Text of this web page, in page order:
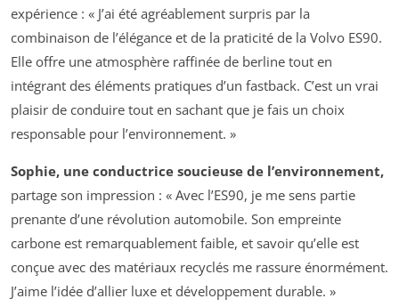
expérience : « J’ai été agréablement surpris par la
combinaison de l’élégance et de la praticité de la Volvo ES90.
Elle offre une atmosphère raffinée de berline tout en
intégrant des éléments pratiques d’un fastback. C’est un vrai
plaisir de conduire tout en sachant que je fais un choix
responsable pour l’environnement. »
Sophie, une conductrice soucieuse de l’environnement,
partage son impression : « Avec l’ES90, je me sens partie
prenante d’une révolution automobile. Son empreinte
carbone est remarquablement faible, et savoir qu’elle est
conçue avec des matériaux recyclés me rassure énormément.
J’aime l’idée d’allier luxe et développement durable. »